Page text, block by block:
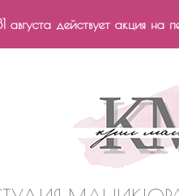
действует акция на